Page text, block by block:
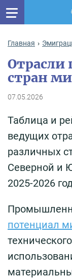
Главная
стран
07.05.2026
Таблица и
ведущих
различных
Северной и
2025-2026
потенциал